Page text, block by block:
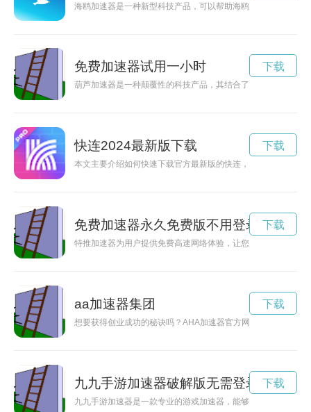
海鸥加速器是一种新型科技产品，可以帮助海鸥提高飞行效率
免费加速器试用一小时
葫芦加速器是一种颠覆性的科技产品，其结合了传统葫芦文化
下载
快连2024最新版下载
本文主要介绍如何快速下载官方最新版的快连，并进行安装，
下载
免费加速器永久免费版不用登录
特推加速器为用户提供免费高速网络体验，让您轻松畅享流畅
下载
aa加速器集团
想要获得创业成功的秘诀吗？AHA加速器官方网站将为您揭示
下载
九九手游加速器破解版无需登录无需实
九九手游加速器是一款专业的游戏加速器，能够有效提高手机
下载